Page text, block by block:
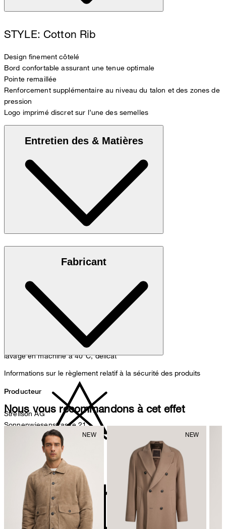
STYLE: Cotton Rib
Design finement côtelé
Bord confortable assurant une tenue optimale
Pointe remaillée
Renforcement supplémentaire au niveau du talon et des zones de
pression
Logo imprimé discret sur l’une des semelles
Entretien des & Matières
lavage en machine à 40°C, délicat
ne pas décolorer
Fabricant
Informations sur le règlement relatif à la sécurité des produits
Producteur
Strellson AG
Sonnenwiesenstrasse 21
8280 Kreuzlingen
Représentant autorisé
Strellson GmbH
Line-Eid-Str. 6
78467 Konstanz
Nous vous recommandons à cet effet